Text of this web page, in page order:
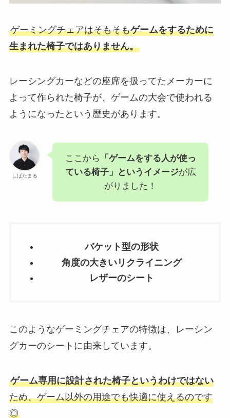
ゲーミングチェアはそもそもゲームをするために
生まれた椅子ではありません。
レーシングカーなどの座席を扱ってたメーカーに
よって作られた椅子が、ゲームの大会で使われる
ようになったという歴史があります。
しばたまる
ここから 「ゲームをする人が使っ
ている椅子」というイメージが広
がりました！
バケット型の形状
角度の大きいリクライニング
レザーのシート
このようなゲーミングチェアの特徴は、レーシン
グカーのシートに由来しています。
ゲーム専用に設計された椅子というわけではない
ため、ゲーム以外の用途でも快適に使えるのです
◎